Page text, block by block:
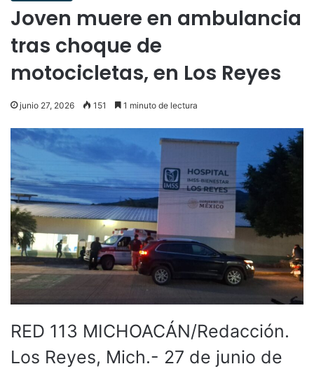
Joven muere en ambulancia
tras choque de
motocicletas, en Los Reyes
junio 27, 2026 151 1 minuto de lectura
RED 113 MICHOACÁN/Redacción.
Los Reyes, Mich.- 27 de junio de